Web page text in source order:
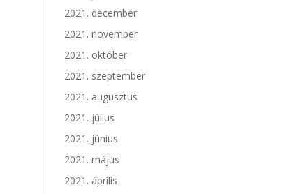
2021. december
2021. november
2021. október
2021. szeptember
2021. augusztus
2021. július
2021. június
2021. május
2021. április